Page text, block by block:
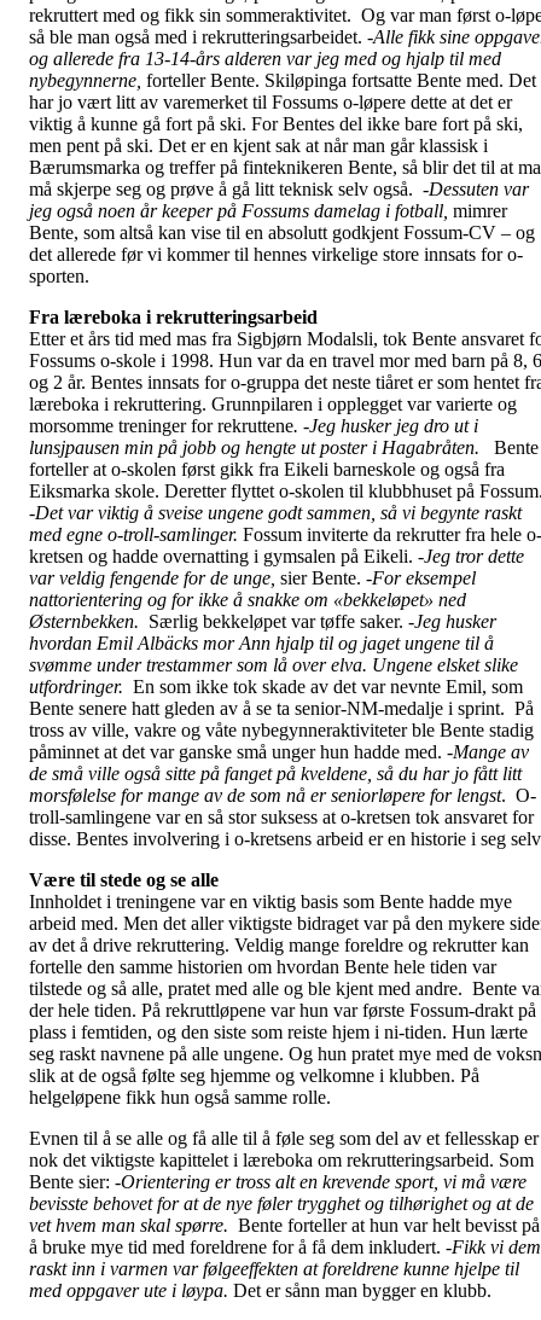
rekruttert med og fikk sin sommeraktivitet. Og var man først o-
så ble man også med i rekrutteringsarbeidet. -Alle fikk sine
og allerede fra 13-14-års alderen var jeg med og hjalp til med
nybegynnerne, forteller Bente. Skiløpinga fortsatte Bente med. Det
har jo vært litt av varemerket til Fossums o-løpere dette at det er
viktig å kunne gå fort på ski. For Bentes del ikke bare fort på ski,
men pent på ski. Det er en kjent sak at når man går klassisk i
Bærumsmarka og treffer på finteknikeren Bente, så blir det til at
må skjerpe seg og prøve å gå litt teknisk selv også. -Dessuten var
jeg også noen år keeper på Fossums damelag i fotball, mimrer
Bente, som altså kan vise til en absolutt godkjent Fossum-CV – og
det allerede før vi kommer til hennes virkelige store innsats for o-
sporten.
Fra læreboka i rekrutteringsarbeid
Etter et års tid med mas fra Sigbjørn Modalsli, tok Bente ansvaret
Fossums o-skole i 1998. Hun var da en travel mor med barn på 8, 6
og 2 år. Bentes innsats for o-gruppa det neste tiåret er som hentet
læreboka i rekruttering. Grunnpilaren i opplegget var varierte og
morsomme treninger for rekruttene. -Jeg husker jeg dro ut i
lunsjpausen min på jobb og hengte ut poster i Hagabråten. Bente
forteller at o-skolen først gikk fra Eikeli barneskole og også fra
Eiksmarka skole. Deretter flyttet o-skolen til klubbhuset på
-Det var viktig å sveise ungene godt sammen, så vi begynte raskt
med egne o-troll-samlinger. Fossum inviterte da rekrutter fra hele o-
kretsen og hadde overnatting i gymsalen på Eikeli. -Jeg tror dette
var veldig fengende for de unge, sier Bente. -For eksempel
nattorientering og for ikke å snakke om «bekkeløpet» ned
Østernbekken. Særlig bekkeløpet var tøffe saker. -Jeg husker
hvordan Emil Albäcks mor Ann hjalp til og jaget ungene til å
svømme under trestammer som lå over elva. Ungene elsket slike
utfordringer. En som ikke tok skade av det var nevnte Emil, som
Bente senere hatt gleden av å se ta senior-NM-medalje i sprint. På
tross av ville, vakre og våte nybegynneraktiviteter ble Bente stadig
påminnet at det var ganske små unger hun hadde med. -Mange av
de små ville også sitte på fanget på kveldene, så du har jo fått litt
morsfølelse for mange av de som nå er seniorløpere for lengst. O-
troll-samlingene var en så stor suksess at o-kretsen tok ansvaret for
disse. Bentes involvering i o-kretsens arbeid er en historie i seg
Være til stede og se alle
Innholdet i treningene var en viktig basis som Bente hadde mye
arbeid med. Men det aller viktigste bidraget var på den mykere
av det å drive rekruttering. Veldig mange foreldre og rekrutter kan
fortelle den samme historien om hvordan Bente hele tiden var
tilstede og så alle, pratet med alle og ble kjent med andre. Bente
der hele tiden. På rekruttløpene var hun var første Fossum-drakt på
plass i femtiden, og den siste som reiste hjem i ni-tiden. Hun lærte
seg raskt navnene på alle ungene. Og hun pratet mye med de
slik at de også følte seg hjemme og velkomne i klubben. På
helgeløpene fikk hun også samme rolle.
Evnen til å se alle og få alle til å føle seg som del av et fellesskap er
nok det viktigste kapittelet i læreboka om rekrutteringsarbeid. Som
Bente sier: -Orientering er tross alt en krevende sport, vi må være
bevisste behovet for at de nye føler trygghet og tilhørighet og at de
vet hvem man skal spørre. Bente forteller at hun var helt bevisst på
å bruke mye tid med foreldrene for å få dem inkludert. -Fikk vi dem
raskt inn i varmen var følgeeffekten at foreldrene kunne hjelpe til
med oppgaver ute i løypa. Det er sånn man bygger en klubb.